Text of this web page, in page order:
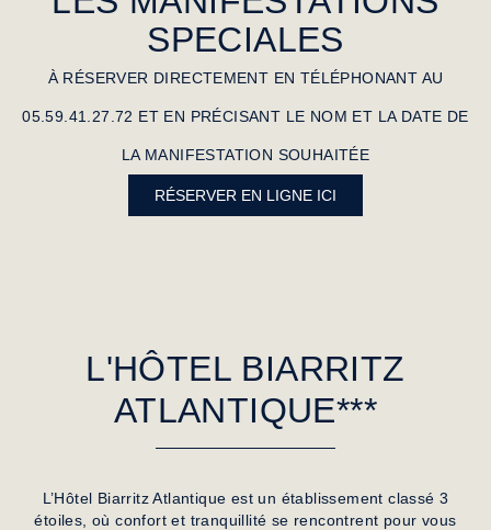
SPECIALES
À RÉSERVER DIRECTEMENT EN TÉLÉPHONANT AU
05.59.41.27.72 ET EN PRÉCISANT LE NOM ET LA DATE DE
LA MANIFESTATION SOUHAITÉE
RÉSERVER EN LIGNE ICI
L'HÔTEL BIARRITZ
ATLANTIQUE***
L’Hôtel Biarritz Atlantique est un établissement classé 3
étoiles , où confort et tranquillité se rencontrent pour vous